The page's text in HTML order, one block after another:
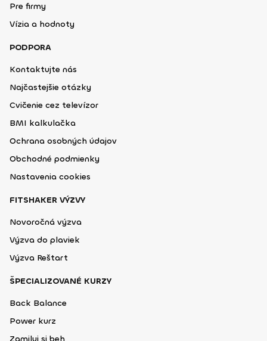
Pre firmy
Vízia a hodnoty
PODPORA
Kontaktujte nás
Najčastejšie otázky
Cvičenie cez televízor
BMI kalkulačka
Ochrana osobných údajov
Obchodné podmienky
Nastavenia cookies
FITSHAKER VÝZVY
Novoročná výzva
Výzva do plaviek
Výzva Reštart
ŠPECIALIZOVANÉ KURZY
Back Balance
Power kurz